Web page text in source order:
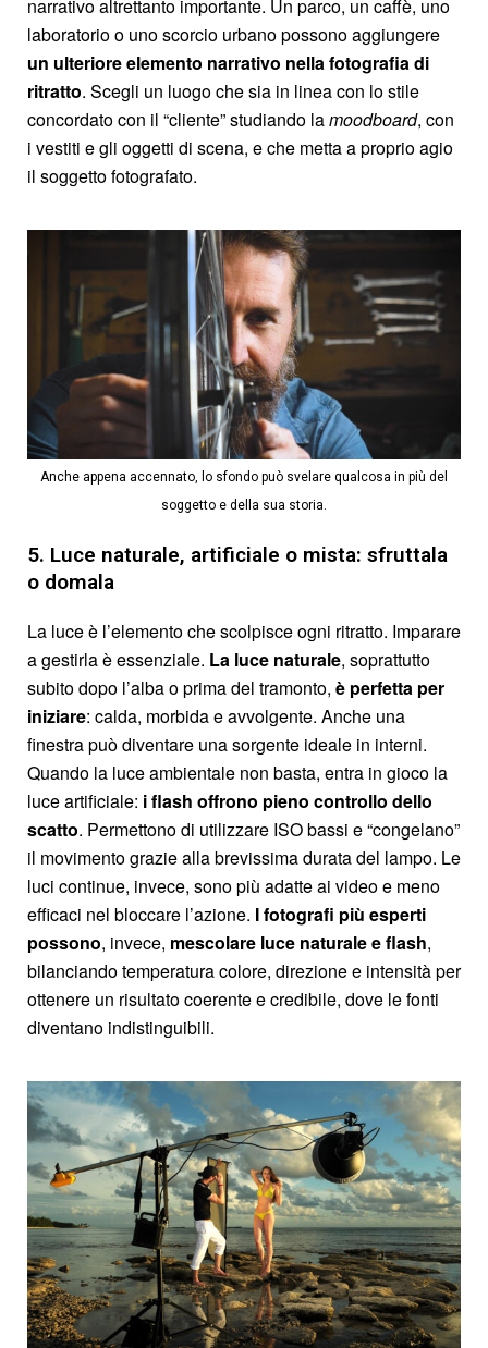
narrativo altrettanto importante. Un parco, un caffè, uno
laboratorio o uno scorcio urbano possono aggiungere
un ulteriore elemento narrativo nella fotografia di
ritratto. Scegli un luogo che sia in linea con lo stile
concordato con il “cliente” studiando lamoodboard, con
i vestiti e gli oggetti di scena, e che metta a proprio agio
il soggetto fotografato.
Anche appena accennato, lo sfondo può svelare qualcosa in più del
soggetto e della sua storia.
5. Luce naturale, artificiale o mista: sfruttala
o domala
La luce è l’elemento che scolpisce ogni ritratto. Imparare
a gestirla è essenziale. La luce naturale, soprattutto
subito dopo l’alba o prima del tramonto, è perfetta per
iniziare: calda, morbida e avvolgente. Anche una
finestra può diventare una sorgente ideale in interni.
Quando la luce ambientale non basta, entra in gioco la
luce artificiale: i flash offrono pieno controllo dello
scatto. Permettono di utilizzare ISO bassi e “congelano”
il movimento grazie alla brevissima durata del lampo. Le
luci continue, invece, sono più adatte ai video e meno
efficaci nel bloccare l’azione. I fotografi più esperti
possono, invece, mescolare luce naturale e flash,
bilanciando temperatura colore, direzione e intensità per
ottenere un risultato coerente e credibile, dove le fonti
diventano indistinguibili.